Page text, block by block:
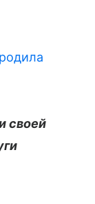
родила
своей